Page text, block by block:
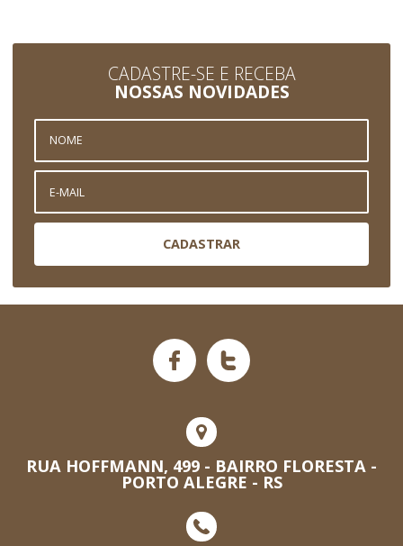
CADASTRE-SE E RECEBA
NOSSAS NOVIDADES
CADASTRAR
RUA HOFFMANN, 499 - BAIRRO FLORESTA -
PORTO ALEGRE - RS